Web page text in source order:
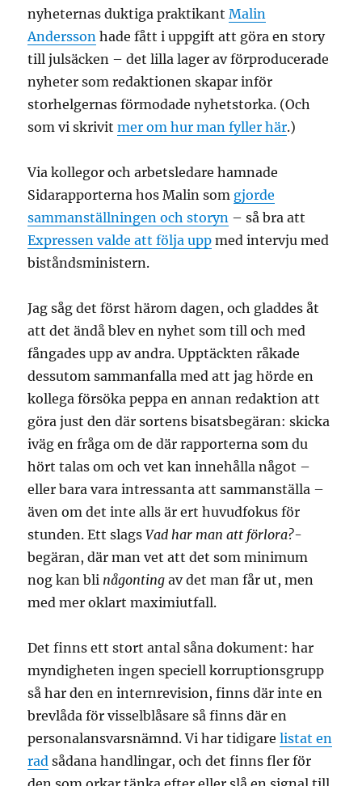
nyheternas duktiga praktikantMalin
Andersson hade fått i uppgift att göra en story
till julsäcken – det lilla lager av förproducerade
nyheter som redaktionen skapar inför
storhelgernas förmodade nyhetstorka. (Och
som vi skrivitmer om hur man fyller här.)
Via kollegor och arbetsledare hamnade
Sidarapporterna hos Malin som gjorde
sammanställningen och storyn – så bra att
Expressen valde att följa upp med intervju med
biståndsministern.
Jag såg det först härom dagen, och gladdes åt
att det ändå blev en nyhet som till och med
fångades upp av andra. Upptäckten råkade
dessutom sammanfalla med att jag hörde en
kollega försöka peppa en annan redaktion att
göra just den där sortens bisatsbegäran: skicka
iväg en fråga om de där rapporterna som du
hört talas om och vet kan innehålla något –
eller bara vara intressanta att sammanställa –
även om det inte alls är ert huvudfokus för
stunden. Ett slagsVad har man att förlora?-
begäran, där man vet att det som minimum
nog kan bli någontingav det man får ut, men
med mer oklart maximiutfall.
Det finns ett stort antal såna dokument: har
myndigheten ingen speciell korruptionsgrupp
så har den en internrevision, finns där inte en
brevlåda för visselblåsare så finns där en
personalansvarsnämnd. Vi har tidigarelistat en
rad sådana handlingar, och det finns fler för